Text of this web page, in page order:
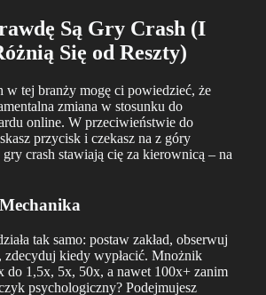
Są Gry Crash (I
Się od Reszty)
w tej branży mogę ci powiedzieć, że
zmiana w stosunku do
online. W przeciwieństwie do
przycisk i czekasz na z góry
crash stawiają cię za kierownicą – na
tak samo: postaw zakład, obserwuj
zdecyduj kiedy wypłacić. Mnożnik
do 1,5x, 5x, 50x, a nawet 100x+ zanim
psychologiczny? Podejmujesz